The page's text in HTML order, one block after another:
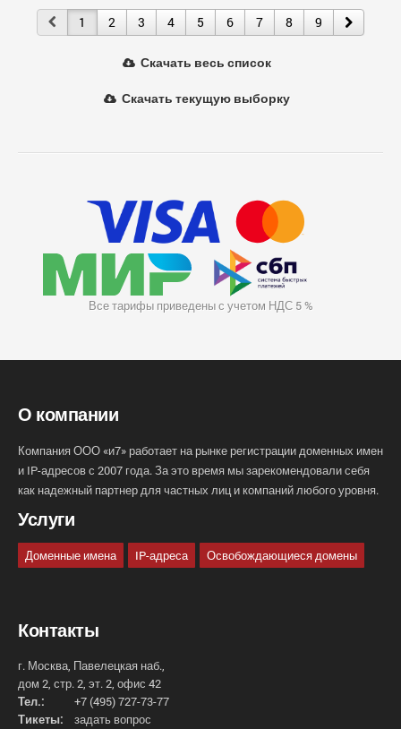
1 2 3 4 5 6 7 8 9
Скачать весь список
Скачать текущую выборку
Все тарифы приведены с учетом НДС 5 %
О компании
Компания ООО «и7» работает на рынке регистрации доменных имен
и IP-адресов с 2007 года. За это время мы зарекомендовали себя
как надежный партнер для частных лиц и компаний любого уровня.
Услуги
Доменные имена IP-адреса Освобождающиеся домены
Контакты
г. Москва, Павелецкая наб.,
дом 2, стр. 2, эт. 2, офис 42
Тел.:
+7 (495) 727-73-77
Тикеты:
задать вопрос